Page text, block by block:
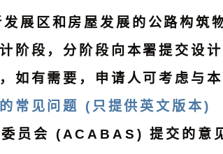
展区和房屋发展的公路构筑
阶段，分阶段向本署提交设计
如有需要，申请人可考虑与
常见问题 (只提供英文版本)
委员会 (ACABAS) 提交的意